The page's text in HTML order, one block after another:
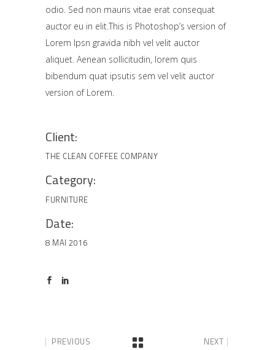
odio. Sed non mauris vitae erat consequat
auctor eu in elit.This is Photoshop’s version of
Lorem Ipsn gravida nibh vel velit auctor
aliquet. Aenean sollicitudin, lorem quis
bibendum quat ipsutis sem vel velit auctor
version of Lorem.
Client:
THE CLEAN COFFEE COMPANY
Category:
FURNITURE
Date:
8 MAI 2016
PREVIOUS NEXT